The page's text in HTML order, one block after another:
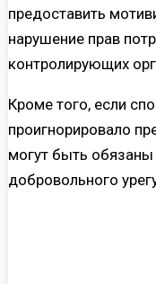
предоставить
нарушение прав
контролирующих
Кроме того, если
проигнорировало
могут быть
добровольного